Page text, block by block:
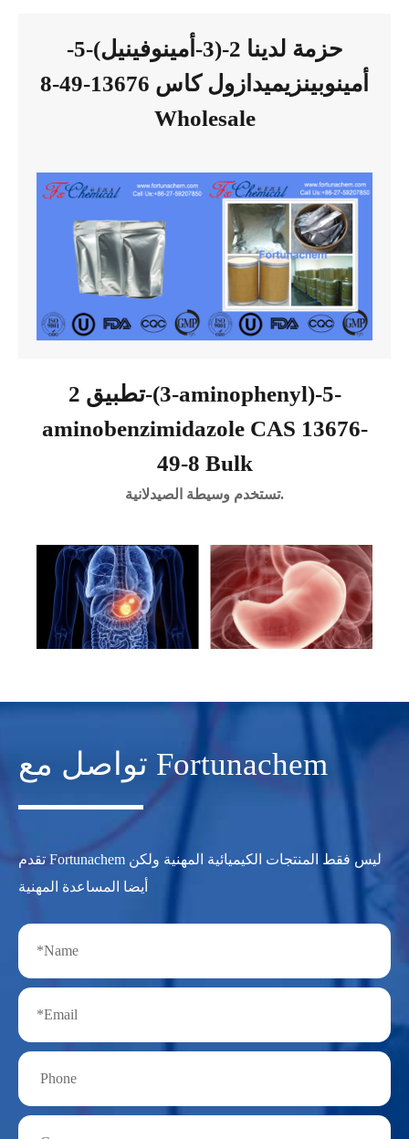
حزمة لدينا 2-(3-أمينوفينيل)-5-
أمينوبينزيميدازول كاس 13676-49-8
Wholesale
تطبيق 2-(3-aminophenyl)-5-
aminobenzimidazole CAS 13676-
49-8 Bulk
تستخدم وسيطة الصيدلانية.
تواصل مع Fortunachem
تقدم Fortunachem ليس فقط المنتجات الكيميائية المهنية ولكن
أيضا المساعدة المهنية